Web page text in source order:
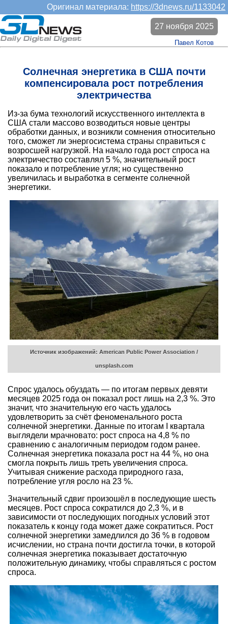
Оригинал материала: https://3dnews.ru/1133042
Солнечная энергетика в США почти
компенсировала рост потребления
электричества
27 ноября 2025
Павел Котов
Из-за бума технологий искусственного интеллекта в
США стали массово возводиться новые центры
обработки данных, и возникли сомнения относительно
того, сможет ли энергосистема страны справиться с
возросшей нагрузкой. На начало года рост спроса на
электричество составлял 5 %, значительный рост
показало и потребление угля; но существенно
увеличилась и выработка в сегменте солнечной
энергетики.
Источник изображений: American Public Power Association /
unsplash.com
Спрос удалось обуздать — по итогам первых девяти
месяцев 2025 года он показал рост лишь на 2,3 %. Это
значит, что значительную его часть удалось
удовлетворить за счёт феноменального роста
солнечной энергетики. Данные по итогам I квартала
выглядели мрачновато: рост спроса на 4,8 % по
сравнению с аналогичным периодом годом ранее.
Солнечная энергетика показала рост на 44 %, но она
смогла покрыть лишь треть увеличения спроса.
Учитывая снижение расхода природного газа,
потребление угля росло на 23 %.
Значительный сдвиг произошёл в последующие шесть
месяцев. Рост спроса сократился до 2,3 %, и в
зависимости от последующих погодных условий этот
показатель к концу года может даже сократиться. Рост
солнечной энергетики замедлился до 36 % в годовом
исчислении, но страна почти достигла точки, в которой
солнечная энергетика показывает достаточную
положительную динамику, чтобы справляться с ростом
спроса.